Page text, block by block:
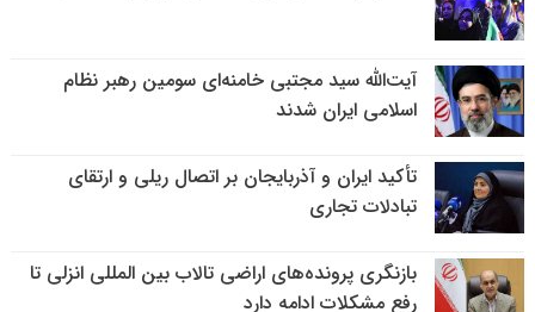
آیت‌الله سید مجتبی خامنه‌ای سومین رهبر نظام
اسلامی ایران شدند
تأکید ایران و آذربایجان بر اتصال ریلی و ارتقای
تبادلات تجاری
بازنگری پرونده‌های اراضی تالاب بین المللی انزلی تا
رفع مشکلات ادامه دارد